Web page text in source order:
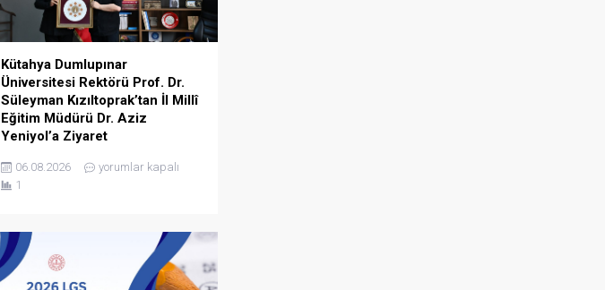
Kütahya Dumlupınar
Üniversitesi Rektörü Prof. Dr.
Süleyman Kızıltoprak’tan İl Millî
Eğitim Müdürü Dr. Aziz
Yeniyol’a Ziyaret
12Güncelleme : 06.08.2026
15:38Yayın : 06.08.2026 15:37
Kütahya Dumlupınar Üniversitesi
Kızıltoprak, Tekirdağ İl Millî Eğitim
Müdürü Dr. Aziz Yeniyol’u
makamında ziyaret etti Ziyarette
eğitim alanındaki güncel çalışmalar,
06.08.2026
yorumlar kapalı
1